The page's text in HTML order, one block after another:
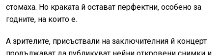
стомаха. Но краката й остават перфектни, особено за
годните, на които е.
А зрителите, присъствали на заключителния й концерт
продължават да публикуват нейни откровени снимки и